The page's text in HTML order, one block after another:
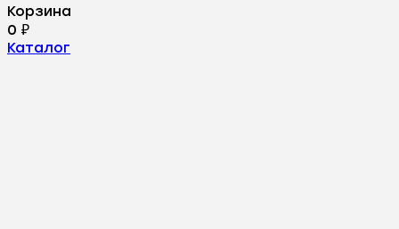
Корзина
0 ₽
Каталог